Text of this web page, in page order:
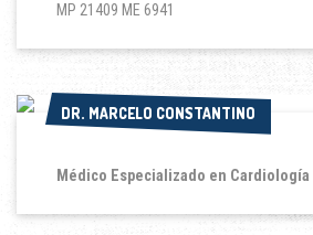
MP 21409 ME 6941
DR. MARCELO CONSTANTINO
DR. MARCELO CONSTANTINO
Médico Especializado en Cardiología